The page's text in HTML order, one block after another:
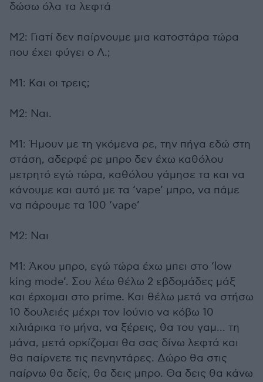
δώσω όλα τα λεφτά
Μ2: Γιατί δεν παίρνουμε μια κατοστάρα τώρα
που έχει φύγει ο Λ.;
Μ1: Και οι τρεις;
Μ2: Ναι.
Μ1: Ήμουν με τη γκόμενα ρε, την πήγα εδώ στη
στάση, αδερφέ ρε μπρο δεν έχω καθόλου
μετρητό εγώ τώρα, καθόλου γάμησε τα και να
κάνουμε και αυτό με τα ‘vape’ μπρο, να πάμε
να πάρουμε τα 100 ‘vape’
Μ2: Ναι
Μ1: Άκου μπρο, εγώ τώρα έχω μπει στο ‘low
king mode’. Σου λέω θέλω 2 εβδομάδες μάξ
και έρχομαι στο prime. Και θέλω μετά να στήσω
10 δουλειές μέχρι τον Ιούνιο να κόβω 10
χιλιάρικα το μήνα, να ξέρεις, θα του γαμ... τη
μάνα, μετά ορκίζομαι θα σας δίνω λεφτά και
θα παίρνετε τις πενηντάρες. Δώρο θα στις
παίρνω θα δείς, θα δεις μπρο. Θα δεις θα κάνω